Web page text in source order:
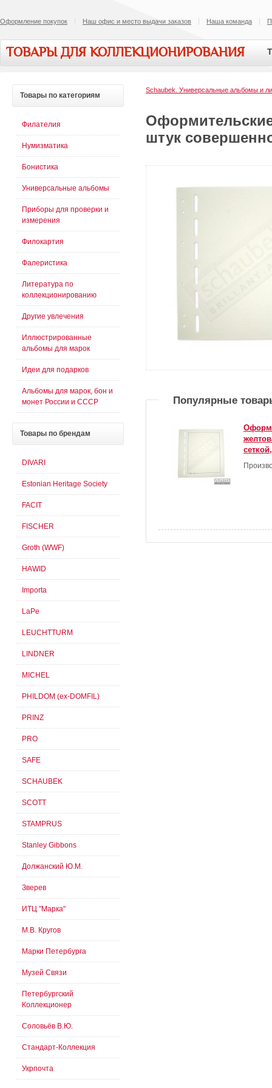
Оформление покупок Наш офис и место выдачи заказов Наша команда
ТОВАРЫ ДЛЯ КОЛЛЕКЦИОНИРОВАНИЯ
Schaubek. Универсальные альбомы и
штук
Популярные
Товары по категориям
Филателия
Нумизматика
Бонистика
Универсальные альбомы
Приборы для проверки и
измерения
Филокартия
Фалеристика
Литература по
коллекционированию
Другие увлечения
Иллюстрированные
альбомы для марок
Идеи для подарков
Альбомы для марок, бон и
монет России и СССР
Товары по брендам
DIVARI
Estonian Heritage Society
FACIT
FISCHER
Groth (WWF)
HAWID
Importa
LaPe
LEUCHTTURM
LINDNER
MICHEL
PHILDOM (ex-DOMFIL)
PRINZ
PRO
SAFE
SCHAUBEK
SCOTT
STAMPRUS
Stanley Gibbons
Должанский Ю.М.
Зверев
ИТЦ "Марка"
М.В. Кругов
Марки Петербурга
Музей Связи
Петербургский
Коллекционер
Соловьёв В.Ю.
Стандарт-Коллекция
Укрпочта